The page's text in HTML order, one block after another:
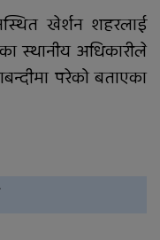
खेर्शन शहरलाई
स्थानीय अधिकारीले
परेको बताएका